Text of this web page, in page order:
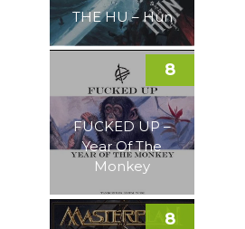
THE HU – Hun
FUCKED UP –
Year Of The
Monkey
8
8